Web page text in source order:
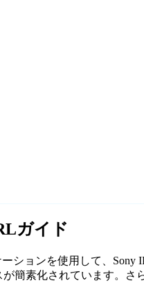
ガイド
ションを使用して、
簡素化されています。